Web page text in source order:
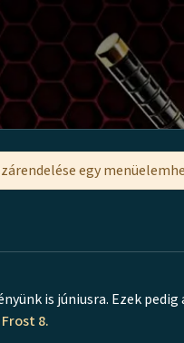
egy
is júniusra. Ezek pedig
8.